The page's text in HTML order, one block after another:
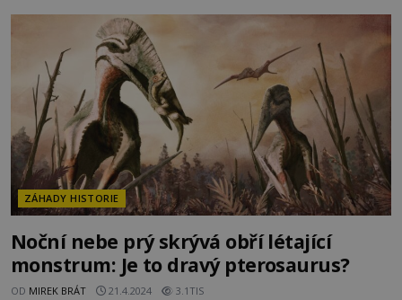
žena. Je to možné? A co jsou strigoiové vlastně zač?
ZÁHADY HISTORIE
Noční nebe prý skrývá obří létající
monstrum: Je to dravý pterosaurus?
OD MIREK BRÁT 21.4.2024 3.1TIS